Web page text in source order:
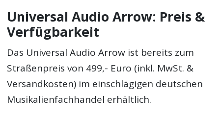
Universal Audio Arrow: Preis &
Verfügbarkeit
Das Universal Audio Arrow ist bereits zum
Straßenpreis von 499,- Euro (inkl. MwSt. &
Versandkosten) im einschlägigen deutschen
Musikalienfachhandel erhältlich.